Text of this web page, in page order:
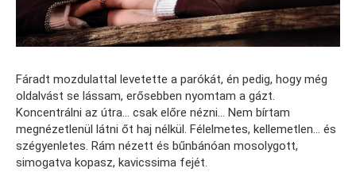
Fáradt mozdulattal levetette a parókát, én pedig, hogy még
oldalvást se lássam, erősebben nyomtam a gázt.
Koncentrálni az útra… csak előre nézni… Nem bírtam
megnézetlenül látni őt haj nélkül. Félelmetes, kellemetlen… és
szégyenletes. Rám nézett és bűnbánóan mosolygott,
simogatva kopasz, kavicssima fejét.